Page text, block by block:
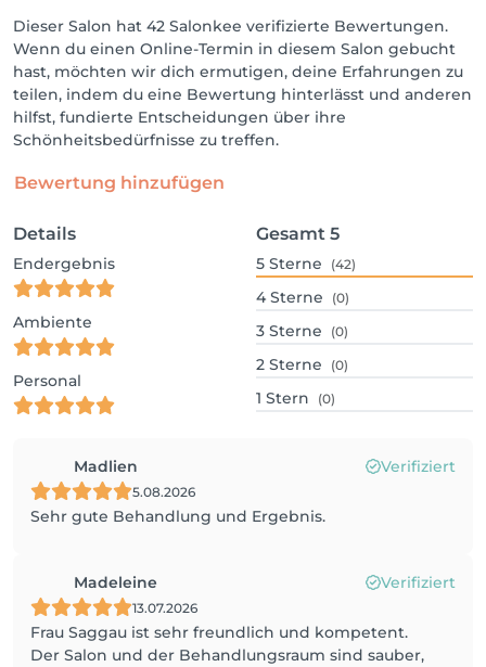
Dieser Salon hat 42 Salonkee verifizierte Bewertungen.
Wenn du einen Online-Termin in diesem Salon gebucht
hast, möchten wir dich ermutigen, deine Erfahrungen zu
teilen, indem du eine Bewertung hinterlässt und anderen
hilfst, fundierte Entscheidungen über ihre
Schönheitsbedürfnisse zu treffen.
Bewertung hinzufügen
Details
Endergebnis
Ambiente
Personal
Gesamt 5
5 Sterne (42)
4 Sterne (0)
3 Sterne (0)
2 Sterne (0)
1 Stern (0)
Madlien Verifiziert
5.08.2026
Sehr gute Behandlung und Ergebnis.
Madeleine Verifiziert
13.07.2026
Frau Saggau ist sehr freundlich und kompetent.
Der Salon und der Behandlungsraum sind sauber,